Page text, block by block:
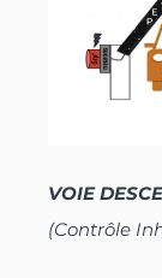
VOIE
(Contrôle